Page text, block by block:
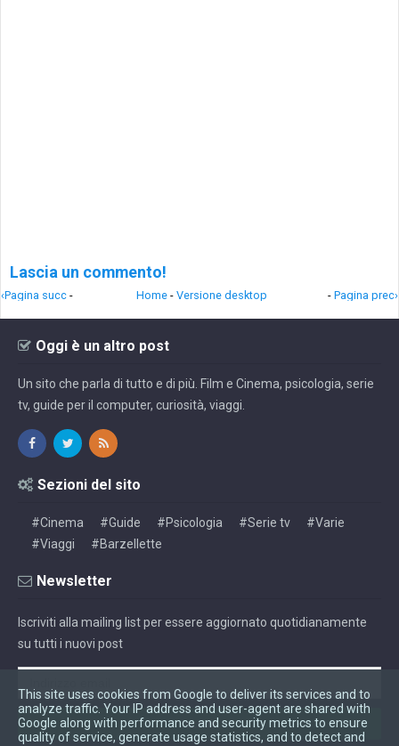
Lascia un commento!
‹Pagina succ - - Pagina prec›
Home - Versione desktop
Oggi è un altro post
Un sito che parla di tutto e di più. Film e Cinema, psicologia, serie
tv, guide per il computer, curiosità, viaggi.
Sezioni del sito
#Cinema #Guide #Psicologia #Serie tv
#Varie
#Viaggi
#Barzellette
Newsletter
Iscriviti alla mailing list per essere aggiornato quotidianamente
su tutti i nuovi post
This site uses cookies from Google to deliver its services and to
analyze traffic. Your IP address and user-agent are shared with
Google along with performance and security metrics to ensure
quality of service, generate usage statistics, and to detect and